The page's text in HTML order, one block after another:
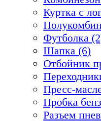
Куртка с
Футболка
Шапка (6)
Отбойник
Пресс-
Пробка
Разъем